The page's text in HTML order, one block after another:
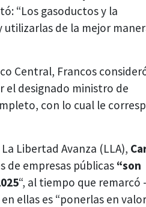
“Los gasoductos y la
de la mejor
Central, Francos
el designado ministro de
con lo cual le
Libertad Avanza (LLA),
de empresas públicas “son
“, al tiempo que remarcó
ellas es “ponerlas en